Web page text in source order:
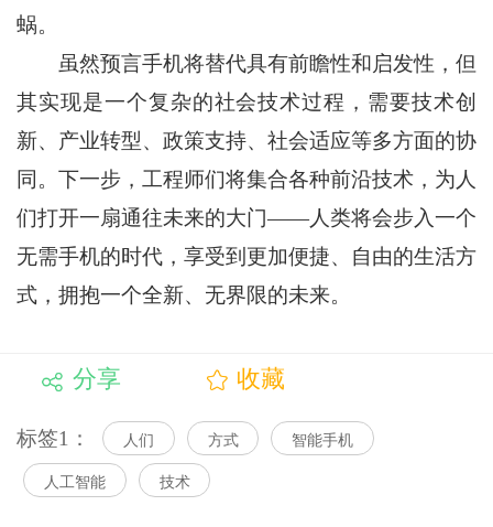
蜗。
虽然预言手机将替代具有前瞻性和启发性，但
其实现是一个复杂的社会技术过程，需要技术创
新、产业转型、政策支持、社会适应等多方面的协
同。下一步，工程师们将集合各种前沿技术，为人
们打开一扇通往未来的大门——人类将会步入一个
无需手机的时代，享受到更加便捷、自由的生活方
式，拥抱一个全新、无界限的未来。
分享 收藏
标签1： 人们 方式 智能手机
人工智能 技术